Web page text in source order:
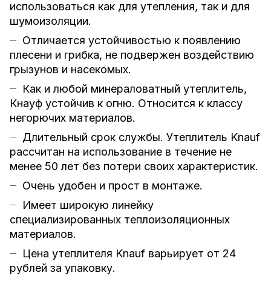
использоваться как для утепления, так и для
шумоизоляции.
Отличается устойчивостью к появлению
плесени и грибка, не подвержен воздействию
грызунов и насекомых.
Как и любой минераловатный утеплитель,
Кнауф устойчив к огню. Относится к классу
негорючих материалов.
Длительный срок службы. Утеплитель Knauf
рассчитан на использование в течение не
менее 50 лет без потери своих характеристик.
Очень удобен и прост в монтаже.
Имеет широкую линейку
специализированных теплоизоляционных
материалов.
Цена утеплителя Knauf варьирует от 24
рублей за упаковку.